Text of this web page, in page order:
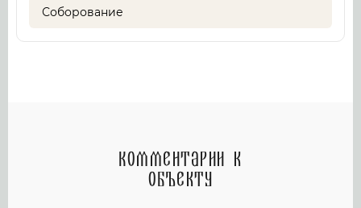
Соборование
Комментарии к
объекту